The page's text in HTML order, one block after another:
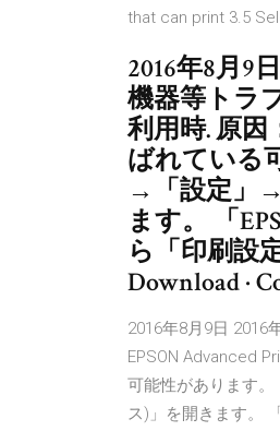
that can print 3.5
2016年8月9
機器等トラ
利用時. 原
ばれている
→「設定」→
ます。 「
ら「印刷設
Download ·
2016年8月9日 2016
EPSON Advanced
可能性があります
ス)」を開きます。